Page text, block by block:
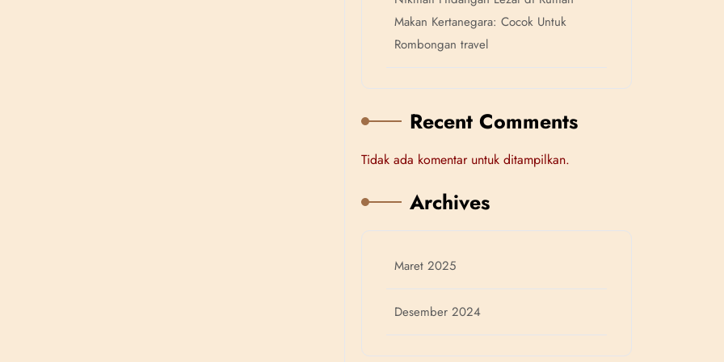
Makan Kertanegara: Cocok Untuk
Rombongan travel
Recent Comments
Tidak ada komentar untuk ditampilkan.
Archives
Maret 2025
Desember 2024